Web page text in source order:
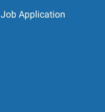
Job Application